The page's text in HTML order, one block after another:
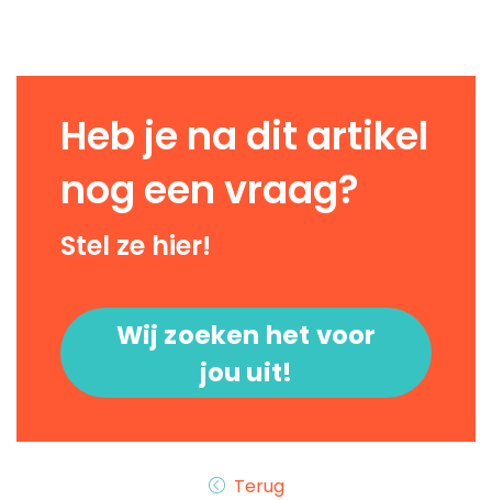
Heb je na dit artikel
nog een vraag?
Stel ze hier!
Wij zoeken het voor
jou uit!
Terug